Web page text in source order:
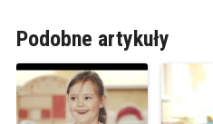
Podobne artykuły